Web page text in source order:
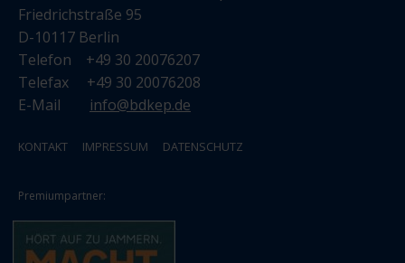
Friedrichstraße 95
D-10117 Berlin
Telefon +49 30 20076207
Telefax +49 30 20076208
E-Mail info@bdkep.de
KONTAKT IMPRESSUM DATENSCHUTZ
Premiumpartner: